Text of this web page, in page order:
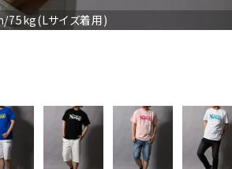
75kg(Lサイズ着用)